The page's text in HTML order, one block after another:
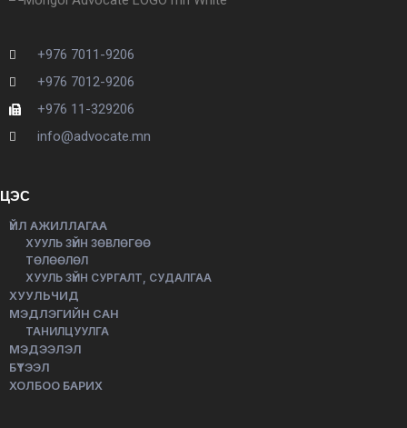
+976 7011-9206
+976 7012-9206
+976 11-329206
info@advocate.mn
ЦЭС
ҮЙЛ АЖИЛЛАГАА
ХУУЛЬ ЗҮЙН ЗӨВЛӨГӨӨ
ТӨЛӨӨЛӨЛ
ХУУЛЬ ЗҮЙН СУРГАЛТ, СУДАЛГАА
ХУУЛЬЧИД
МЭДЛЭГИЙН САН
ТАНИЛЦУУЛГА
МЭДЭЭЛЭЛ
БҮТЭЭЛ
ХОЛБОО БАРИХ